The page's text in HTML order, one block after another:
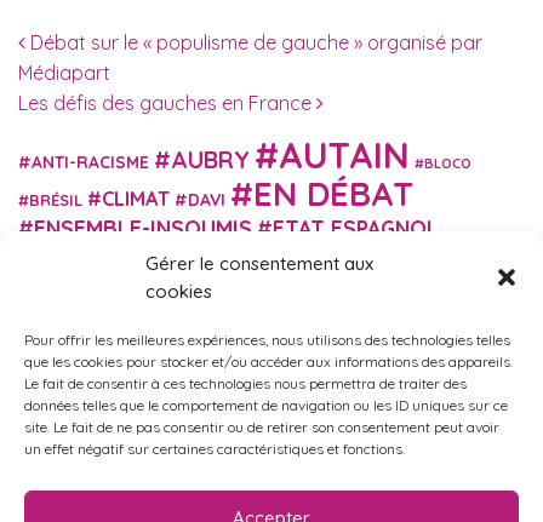
Gérer le consentement aux
cookies
Pour offrir les meilleures expériences, nous utilisons des technologies telles
que les cookies pour stocker et/ou accéder aux informations des appareils.
Le fait de consentir à ces technologies nous permettra de traiter des
données telles que le comportement de navigation ou les ID uniques sur ce
site. Le fait de ne pas consentir ou de retirer son consentement peut avoir
un effet négatif sur certaines caractéristiques et fonctions.
Accepter
Navigation des articles
Débat sur le « populisme de gauche » organisé par
Médiapart
Les défis des gauches en France
ANTI-RACISME AUBRY AUTAIN BLOCO
BRÉSIL CLIMAT DAVI EN DÉBAT
ENSEMBLE-INSOUMIS ETAT ESPAGNOL
EUROPE EXTRÊME DROITE FASCISME
FRANCE INSOUMISE
HISTOIRE IMMIGRATION ISRAËL PALESTINE ITALIE
MACRON MARTIN MARXISME MIGRANT-ES
MUNICIPALES MÉLENCHON NUPES OBONO
OCCITANIE PORTUGAL RETRAITES RUSSIE
VIOLENCES SEXISTES ÉCOLOGIE